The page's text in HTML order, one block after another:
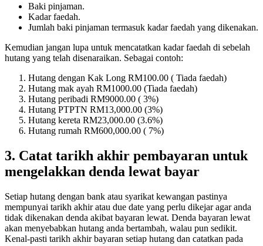
Baki pinjaman.
Kadar faedah.
Jumlah baki pinjaman termasuk kadar faedah yang dikenakan.
Kemudian jangan lupa untuk mencatatkan kadar faedah di sebelah
hutang yang telah disenaraikan. Sebagai contoh:
Hutang dengan Kak Long RM100.00 ( Tiada faedah)
Hutang mak ayah RM1000.00 (Tiada faedah)
Hutang peribadi RM9000.00 ( 3%)
Hutang PTPTN RM13,000.00 (3%)
Hutang kereta RM23,000.00 (3.6%)
Hutang rumah RM600,000.00 ( 7%)
3. Catat tarikh akhir pembayaran untuk
mengelakkan denda lewat bayar
Setiap hutang dengan bank atau syarikat kewangan pastinya
mempunyai tarikh akhir atau due date yang perlu dikejar agar anda
tidak dikenakan denda akibat bayaran lewat. Denda bayaran lewat
akan menyebabkan hutang anda bertambah, walau pun sedikit.
Kenal-pasti tarikh akhir bayaran setiap hutang dan catatkan pada